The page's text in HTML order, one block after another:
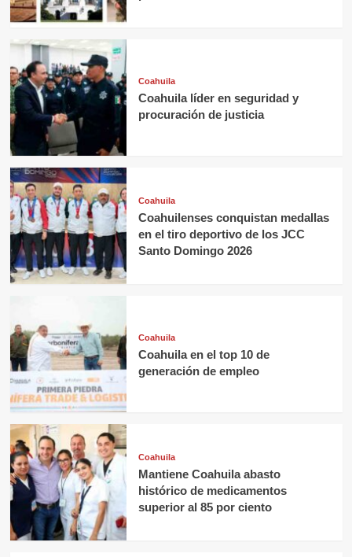
Coahuila
Coahuila líder en seguridad y
procuración de justicia
Coahuila
Coahuilenses conquistan medallas
en el tiro deportivo de los JCC
Santo Domingo 2026
Coahuila
Coahuila en el top 10 de
generación de empleo
Coahuila
Mantiene Coahuila abasto
histórico de medicamentos
superior al 85 por ciento